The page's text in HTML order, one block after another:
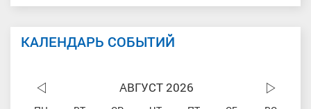
КАЛЕНДАРЬ СОБЫТИЙ
АВГУСТ 2026